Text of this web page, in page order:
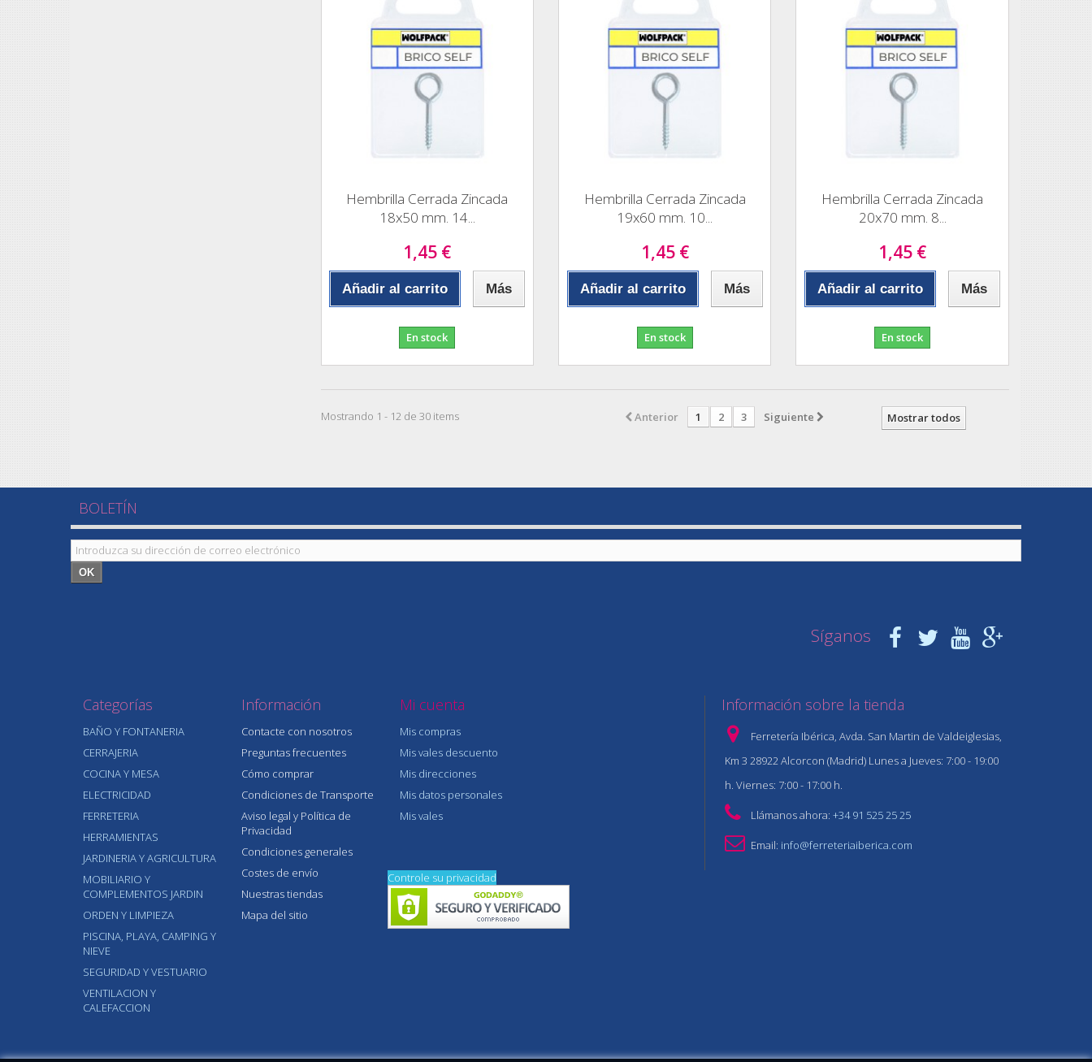
Hembrilla Cerrada Zincada
18x50 mm. 14...
1,45 €
Añadir al carrito Más
En stock
Hembrilla Cerrada Zincada
19x60 mm. 10...
1,45 €
Añadir al carrito Más
En stock
Hembrilla Cerrada Zincada
20x70 mm. 8...
1,45 €
Añadir al carrito Más
En stock
Mostrar todos
Anterior 1 2 3 Siguiente
Mostrando 1 - 12 de 30 items
BOLETÍN
OK
Síganos
Categorías
BAÑO Y FONTANERIA
CERRAJERIA
COCINA Y MESA
ELECTRICIDAD
FERRETERIA
HERRAMIENTAS
JARDINERIA Y AGRICULTURA
MOBILIARIO Y
COMPLEMENTOS JARDIN
ORDEN Y LIMPIEZA
PISCINA, PLAYA, CAMPING Y
NIEVE
SEGURIDAD Y VESTUARIO
VENTILACION Y
CALEFACCION
Información
Contacte con nosotros
Preguntas frecuentes
Cómo comprar
Condiciones de Transporte
Aviso legal y Política de
Privacidad
Condiciones generales
Costes de envío
Nuestras tiendas
Mapa del sitio
Mi cuenta
Mis compras
Mis vales descuento
Mis direcciones
Mis datos personales
Mis vales
Información sobre la tienda
Ferretería Ibérica, Avda. San Martin de Valdeiglesias,
Km 3 28922 Alcorcon (Madrid) Lunes a Jueves: 7:00 - 19:00
h. Viernes: 7:00 - 17:00 h.
Llámanos ahora: +34 91 525 25 25
Email: info@ferreteriaiberica.com
Controle su privacidad